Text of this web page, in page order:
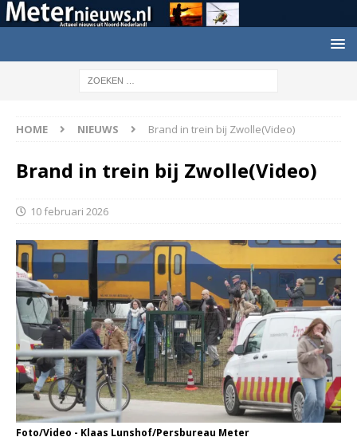
HOME NIEUWS Brand in trein bij Zwolle(Video)
Brand in trein bij Zwolle(Video)
10 februari 2026
Foto/Video - Klaas Lunshof/Persbureau Meter